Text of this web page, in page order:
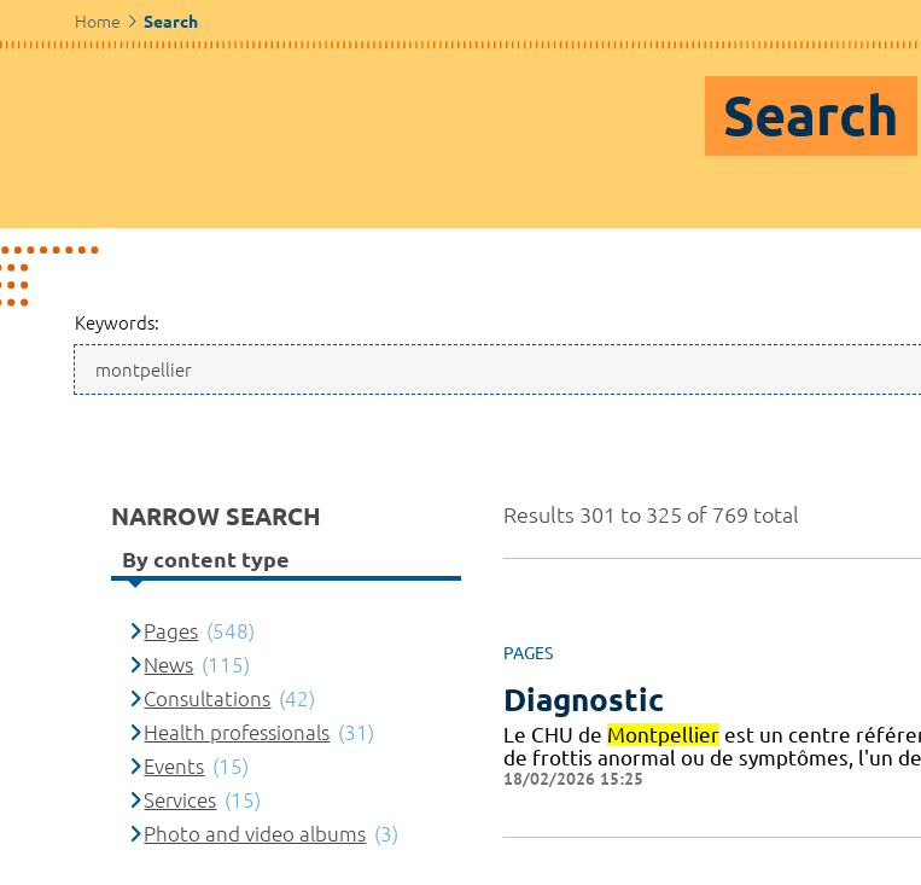
Home Search
Search
Keywords:
Results 301 to 325 of 769 total
PAGES
Diagnostic
Le CHU de Montpellierest un centre
de frottis anormal ou de symptômes, l'un
18/02/2026 15:25
NARROW SEARCH
By content type
Pages (548)
News (115)
Consultations (42)
Health professionals (31)
Events (15)
Services (15)
Photo and video albums (3)